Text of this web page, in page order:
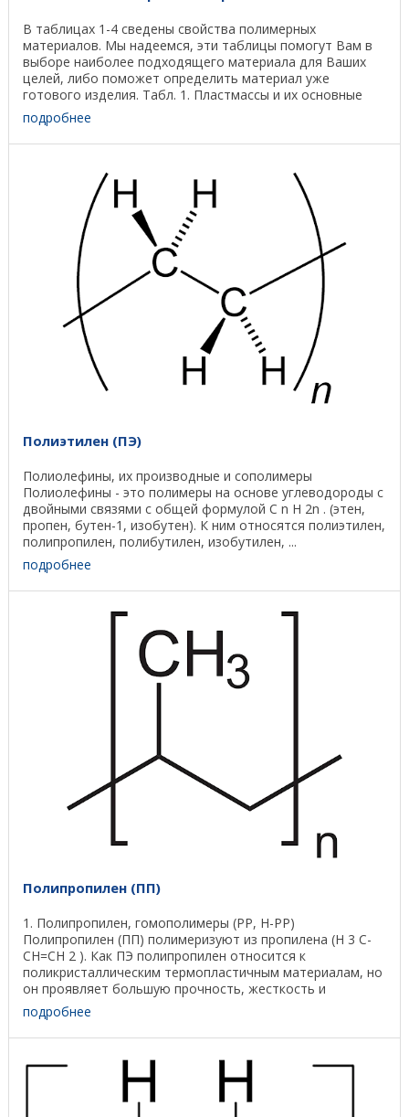
В таблицах 1-4 сведены свойства полимерных
материалов. Мы надеемся, эти таблицы помогут Вам в
выборе наиболее подходящего материала для Ваших
целей, либо поможет определить материал уже
готового изделия. Табл. 1. Пластмассы и их основные
свойства ...
подробнее
Полиэтилен (ПЭ)
Полиолефины, их производные и сополимеры
Полиолефины - это полимеры на основе углеводороды с
двойными связями с общей формулой C n H 2n . (этен,
пропен, бутен-1, изобутен). К ним относятся полиэтилен,
полипропилен, полибутилен, изобутилен, ...
подробнее
Полипропилен (ПП)
1. Полипропилен, гомополимеры (PP, H-PP)
Полипропилен (ПП) полимеризуют из пропилена (Н 3 С-
СН=СН 2 ). Как ПЭ полипропилен относится к
поликристаллическим термопластичным материалам, но
он проявляет большую прочность, жесткость и
температуру ...
подробнее